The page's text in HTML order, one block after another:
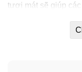
tươi mát sẽ giúp
Hơn nữa thành
&Body Works có